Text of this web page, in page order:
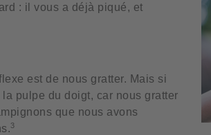
: il vous a déjà piqué, et
est de nous gratter. Mais si
pulpe du doigt, car nous gratter
que nous avons
3